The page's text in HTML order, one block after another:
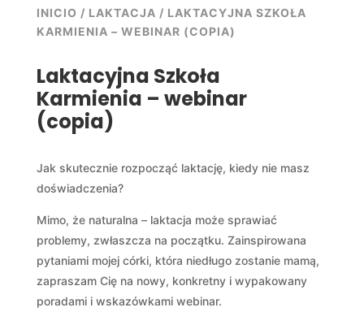
INICIO / LAKTACJA / LAKTACYJNA SZKOŁA
KARMIENIA – WEBINAR (COPIA)
Laktacyjna Szkoła
Karmienia – webinar
(copia)
Jak skutecznie rozpocząć laktację, kiedy nie masz
doświadczenia?
Mimo, że naturalna – laktacja może sprawiać
problemy, zwłaszcza na początku. Zainspirowana
pytaniami mojej córki, która niedługo zostanie mamą,
zapraszam Cię na nowy, konkretny i wypakowany
poradami i wskazówkami webinar.